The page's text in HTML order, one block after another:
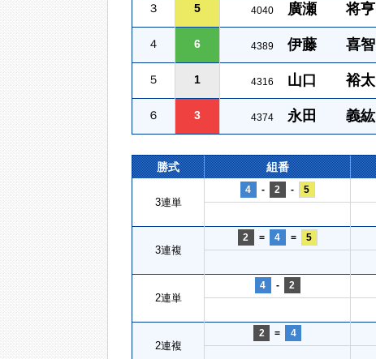
３ 5 4040 廣瀬 将亨
４ 6 4389 伊藤 喜智
５ 1 4316 山口 裕太
６ 3 4374 永田 義紘
勝式 組番
3連単
4 - 2 - 5
3連複
2 = 4 = 5
2連単
4 - 2
2連複
2 = 4